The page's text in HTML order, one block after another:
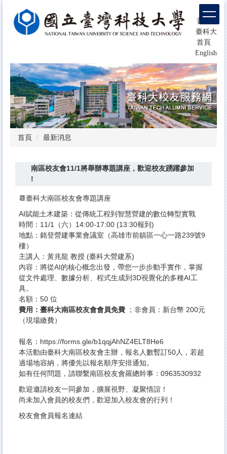
區
塊
回
首頁
臺科大
首頁
English
首頁 最新消息
南區校友會11/1將舉辦專題講座，歡迎校友踴躍參加
!
📆臺科大南區校友會專題講座
AI賦能土木建築：從傳統工程到智慧營建的數位轉型實戰
時間：11/1（六）14:00-17:00 (13:30報到)
地點：銘登營建事業會議室（高雄市前鎮區一心一路239號9
樓）
主講人：黃兆龍 教授 (臺科大營建系)
內容：將從AI的核心概念出發，帶您一步步動手實作，掌握
從文件處理、數據分析、程式生成到3D視覺化的多種AI工
具。
名額：50 位
費用：臺科大南區校友會會員免費 ；非會員：新台幣 200元
（現場繳費）
報名： https://forms.gle/b1qqjAhNZ4ELT8He6
本活動由臺科大南區校友會主辦，報名人數暫訂50人，若超
過場地容納，將優先以報名順序安排通知。
如有任何問題，請聯繫南區校友會羅總幹事：0963530932
歡迎邀請校友一同參加，擴展視野、凝聚情誼！
尚未加入會員的校友們，歡迎加入校友會的行列！
校友會會員報名連結